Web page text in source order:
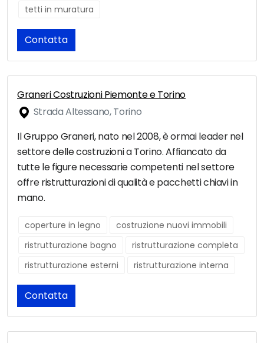
tetti in muratura
Contatta
Graneri Costruzioni Piemonte e Torino
Strada Altessano, Torino
Il Gruppo Graneri, nato nel 2008, è ormai leader nel
settore delle costruzioni a Torino. Affiancato da
tutte le figure necessarie competenti nel settore
offre ristrutturazioni di qualità e pacchetti chiavi in
mano.
coperture in legno
costruzione nuovi immobili
ristrutturazione bagno
ristrutturazione completa
ristrutturazione esterni
ristrutturazione interna
Contatta